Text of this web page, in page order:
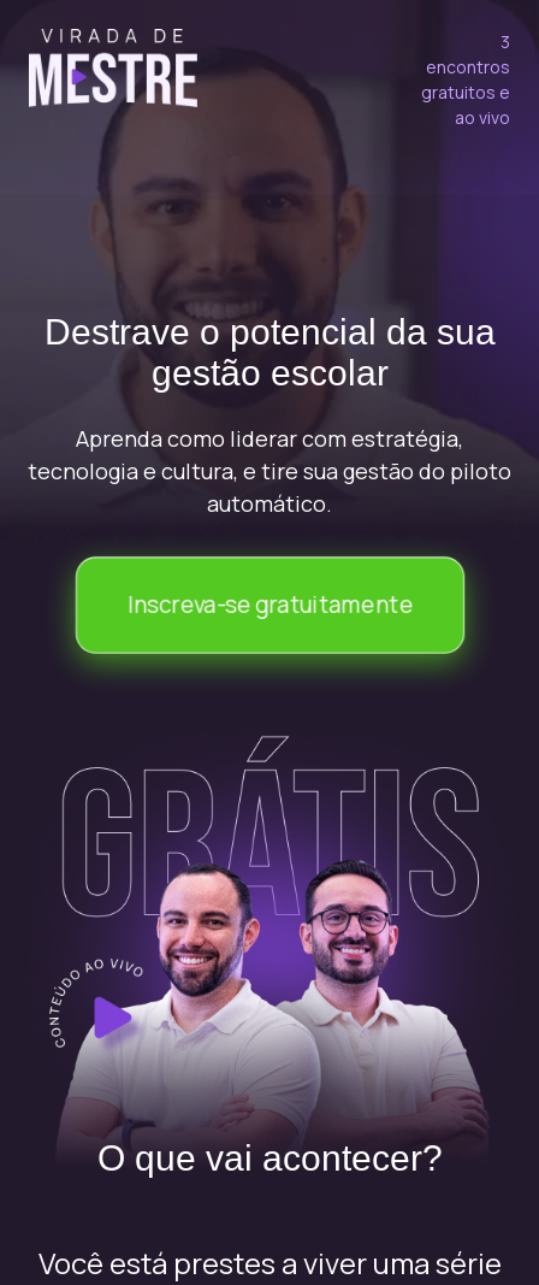
3
encontros
gratuitos e
ao vivo
Destrave o potencial da sua
gestão escolar
Aprenda como liderar com estratégia,
tecnologia e cultura, e tire sua gestão do piloto
automático.
Inscreva-se gratuitamente
O que vai acontecer?
Você está prestes a viver uma série